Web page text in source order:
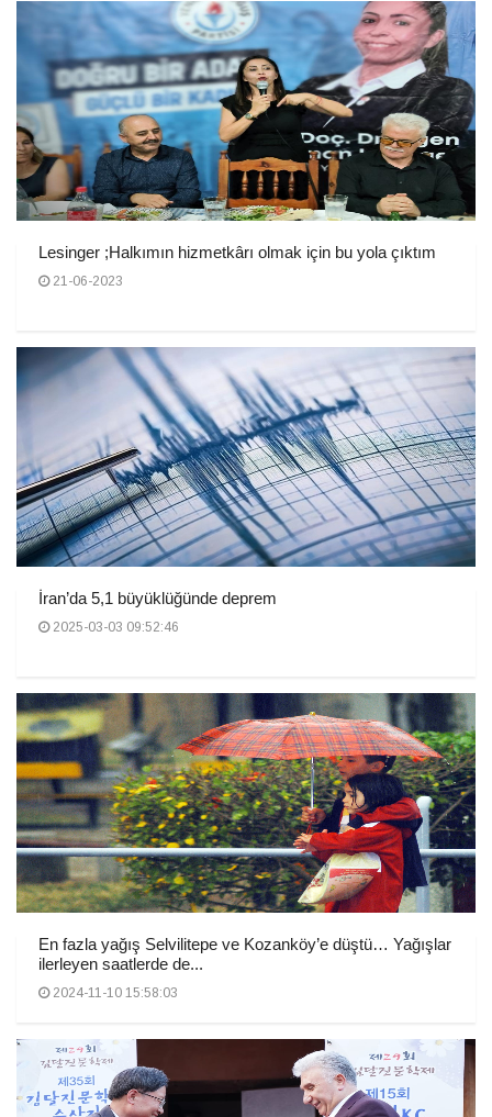
Lesinger ;Halkımın hizmetkârı olmak için bu yola çıktım
21-06-2023
İran’da 5,1 büyüklüğünde deprem
2025-03-03 09:52:46
En fazla yağış Selvilitepe ve Kozanköy’e düştü… Yağışlar
ilerleyen saatlerde de...
2024-11-10 15:58:03